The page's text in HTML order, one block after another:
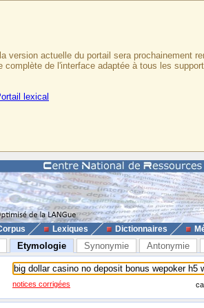
version actuelle du portail sera prochainement
complète de l'interface adaptée à tous les
lexical
Lexiques Dictionnaires
Etymologie Synonymie Antonymie
notices corrigées